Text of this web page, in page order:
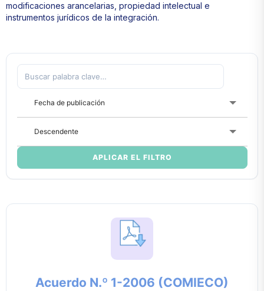
modificaciones arancelarias, propiedad intelectual e
instrumentos jurídicos de la integración.
Fecha de publicación
Descendente
APLICAR EL FILTRO
Acuerdo N.º 1-2006 (COMIECO)